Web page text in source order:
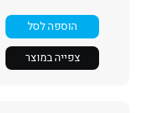
הוספה לסל
צפייה במוצר